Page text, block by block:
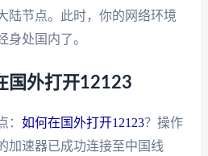
陆节点。此时，你的网络环境
身处国内了。
国外打开12123
： 如何在国外打开12123？操作
加速器已成功连接至中国线